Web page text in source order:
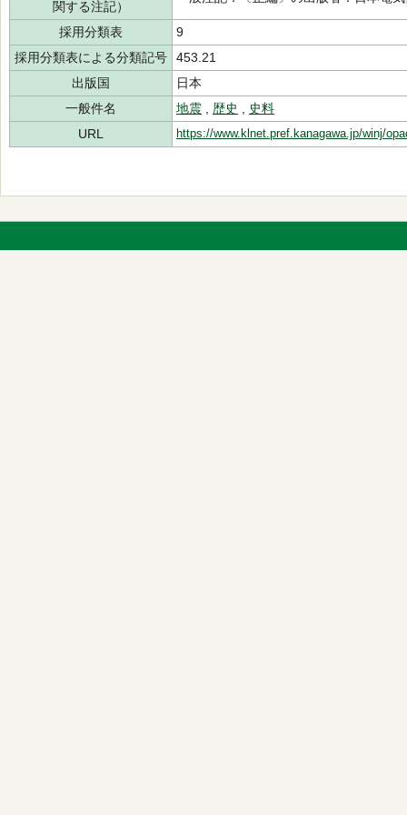
関する注記）
採用分類表
9
採用分類表による分類記号
453.21
出版国
日本
一般件名
地震 歴史
史料
URL
https://www.klnet.pref.kanagawa.jp/winj/